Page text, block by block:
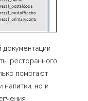
ресторанного
помогают
напитки, но и